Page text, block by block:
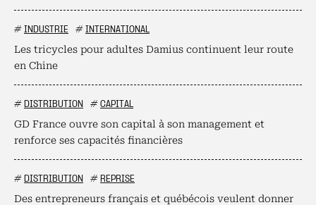
# INDUSTRIE # INTERNATIONAL
Les tricycles pour adultes Damius continuent leur route
en Chine
# DISTRIBUTION # CAPITAL
GD France ouvre son capital à son management et
renforce ses capacités financières
# DISTRIBUTION # REPRISE
Des entrepreneurs français et québécois veulent donner